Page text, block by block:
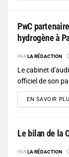
PwC
hydrogène à
PARLA RÉDACTION
Le cabinet
officiel de son
EN SAVOIR
Le bilan de la
PARLA RÉDACTION